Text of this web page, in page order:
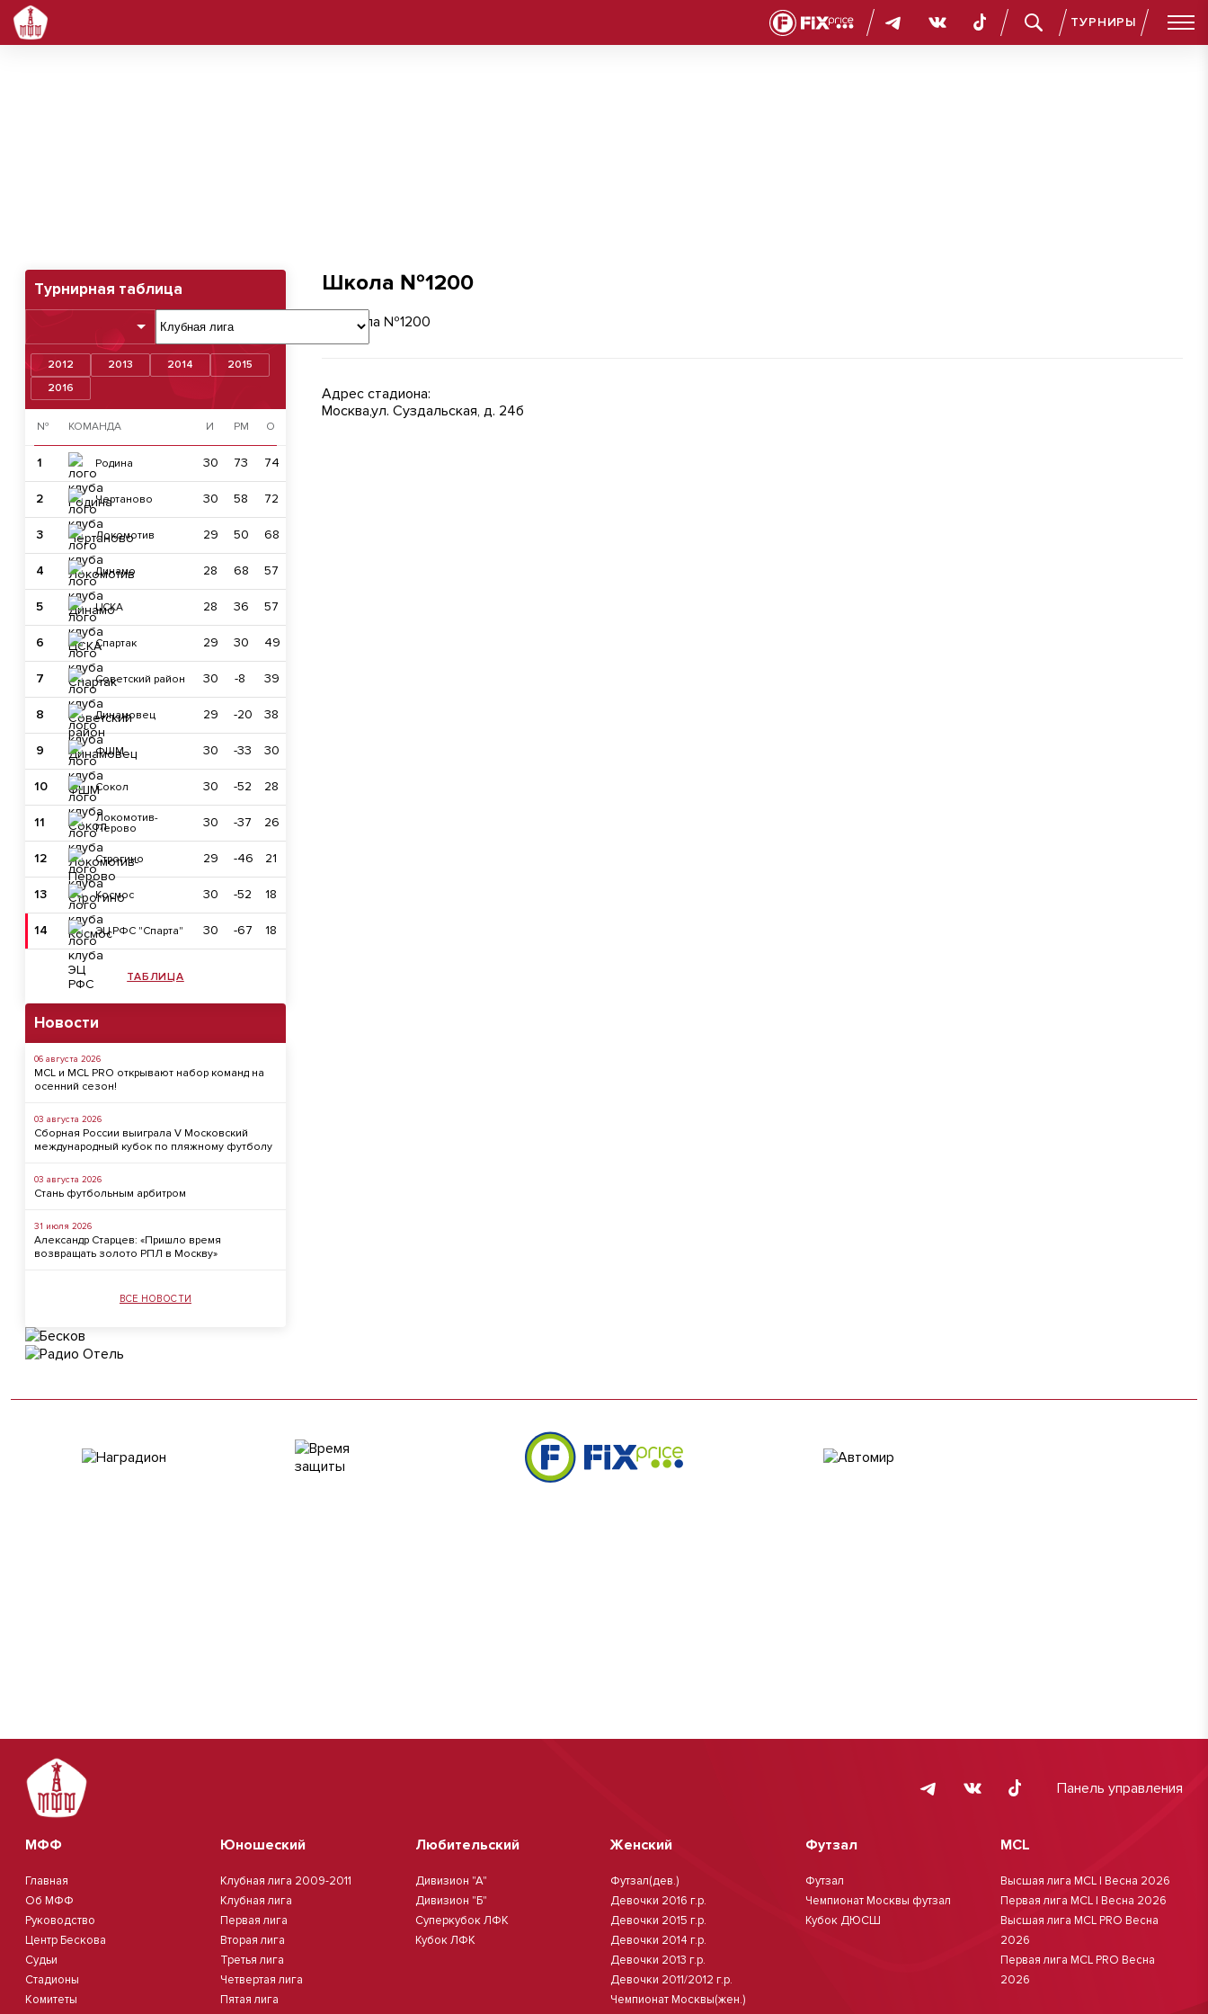
ТУРНИРЫ
Школа №1200
Турнирная таблица
2012 2013 2014
2015
2016
№ КОМАНДА И РМ О
1 Родина 30 73 74
2 Чертаново 30 58 72
3 Локомотив 29 50 68
4 Динамо 28 68 57
5 ЦСКА 28 36 57
6 Спартак 29 30 49
7 Советский район 30 -8 39
8 Динамовец 29 -20 38
9 ФШМ 30 -33 30
10 Сокол 30 -52 28
11
Локомотив-
Перово
30 -37 26
12 Строгино 29 -46 21
13 Космос 30 -52 18
14 ЭЦ РФС "Спарта" 30 -67 18
ТАБЛИЦА
Новости
06 августа 2026
MCL и MCL PRO открывают набор команд на
осенний сезон!
03 августа 2026
Сборная России выиграла V Московский
международный кубок по пляжному футболу
03 августа 2026
Стань футбольным арбитром
31 июля 2026
Александр Старцев: «Пришло время
возвращать золото РПЛ в Москву»
ВСЕ НОВОСТИ
Школа №1200
Адрес стадиона:
Москва,ул. Суздальская, д. 24б
Панель управления
МФФ
Главная
Об МФФ
Руководство
Центр Бескова
Судьи
Стадионы
Комитеты
Юношеский
Клубная лига 2009-2011
Клубная лига
Первая лига
Вторая лига
Третья лига
Четвертая лига
Пятая лига
Любительский
Дивизион "А"
Дивизион "Б"
Суперкубок ЛФК
Кубок ЛФК
Женский
Футзал(дев.)
Девочки 2016 г.р.
Девочки 2015 г.р.
Девочки 2014 г.р.
Девочки 2013 г.р.
Девочки 2011/2012 г.р.
Чемпионат Москвы(жен.)
Футзал
Футзал
Чемпионат Москвы футзал
Кубок ДЮСШ
MCL
Высшая лига MCL | Весна 2026
Первая лига MCL | Весна 2026
Высшая лига MCL PRO Весна
2026
Первая лига MCL PRO Весна
2026